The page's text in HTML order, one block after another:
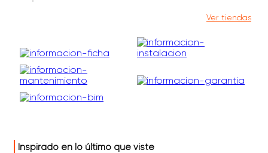
Ver tiendas
Inspirado en lo último que viste